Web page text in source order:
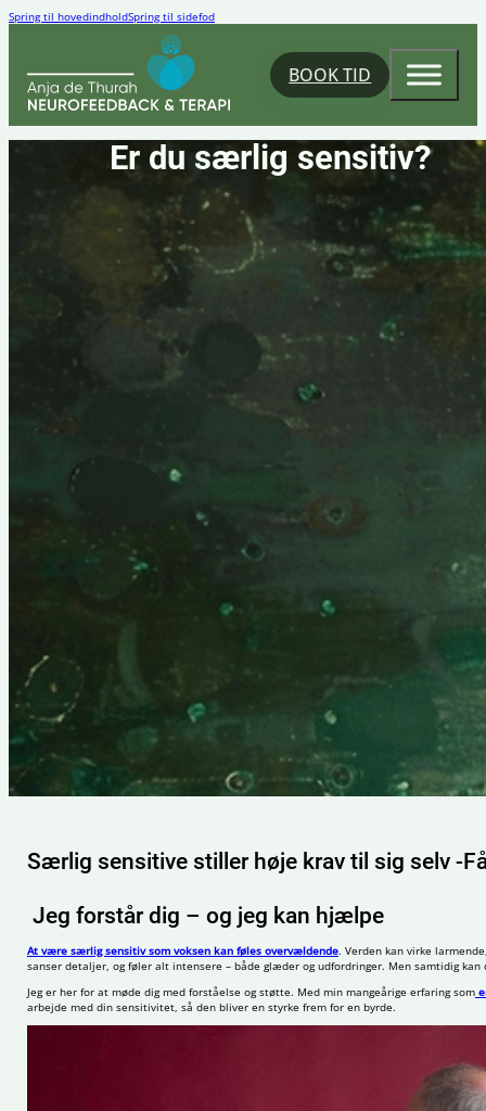
Spring til hovedindholdSpring til sidefod
BOOK TID
Er du særlig sensitiv?
Særlig sensitive stiller høje krav til sig selv -
Jeg forstår dig – og jeg kan hjælpe
At være særlig sensitiv som voksen kan føles overvældende. Verden kan virke
sanser detaljer, og føler alt intensere – både glæder og udfordringer. Men samtidig
Jeg er her for at møde dig med forståelse og støtte. Med min mangeårige erfaring som
arbejde med din sensitivitet, så den bliver en styrke frem for en byrde.